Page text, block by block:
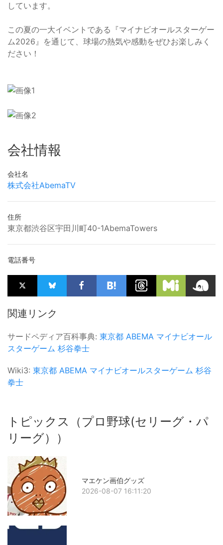
しています。
この夏の一大イベントである『マイナビオールスターゲー
ム2026』を通じて、球場の熱気や感動をぜひお楽しみく
ださい！
会社情報
会社名
株式会社AbemaTV
住所
東京都渋谷区宇田川町40-1AbemaTowers
電話番号
関連リンク
サードペディア百科事典: 東京都 ABEMA マイナビオール
スターゲーム 杉谷拳士
Wiki3: 東京都 ABEMA マイナビオールスターゲーム 杉谷
拳士
トピックス（プロ野球(セリーグ・パ
リーグ））
マエケン画伯グッズ
2026-08-07 16:11:20